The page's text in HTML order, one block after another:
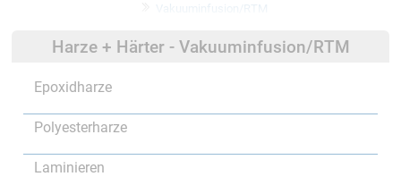
Vakuuminfusion/RTM
Harze + Härter - Vakuuminfusion/RTM
Epoxidharze
Polyesterharze
Laminieren